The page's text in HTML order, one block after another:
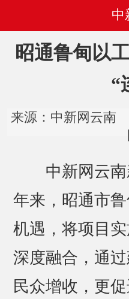
中
昭通鲁甸以
“
来源：中新网云南
中新网云南
年来，昭通市
机遇，将项目
深度融合，通
民众增收，更